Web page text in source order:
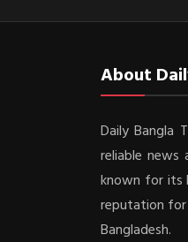
About
Daily Bangla
reliable news
known for its
reputation for
Bangladesh.